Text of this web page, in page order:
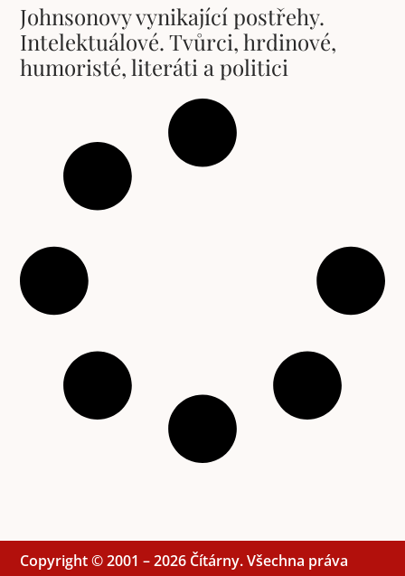
Johnsonovy vynikající postřehy.
Intelektuálové. Tvůrci, hrdinové,
humoristé, literáti a politici
Copyright © 2001 – 2026 Čítárny. Všechna práva